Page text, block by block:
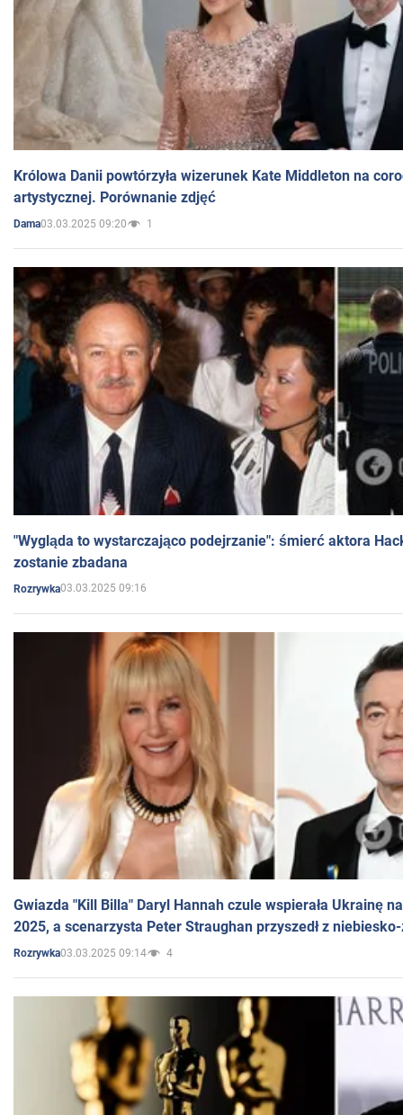
Królowa Danii powtórzyła wizerunek Kate Middleton na
artystycznej. Porównanie zdjęć
Dama03.03.2025 09:20 1
"Wygląda to wystarczająco podejrzanie": śmierć aktora
zostanie zbadana
Rozrywka03.03.2025 09:16
Gwiazda "Kill Billa" Daryl Hannah czule wspierała Ukrainę
2025, a scenarzysta Peter Straughan przyszedł z
Rozrywka03.03.2025 09:14 4